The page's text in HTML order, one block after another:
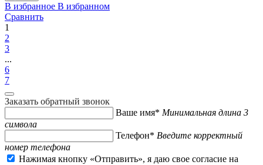
В избранное В избранном
Сравнить
1
2
3
...
6
7
Заказать обратный звонок
Ваше имя* Минимальная длина 3
символа
Телефон* Введите корректный
номер телефона
Нажимая кнопку «Отправить», я даю свое согласие на